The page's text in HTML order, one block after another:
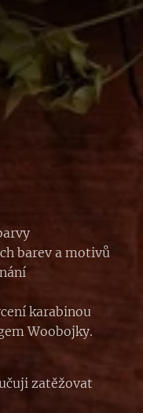
barev a motivů
karabinou
Woobojky.
zatěžovat